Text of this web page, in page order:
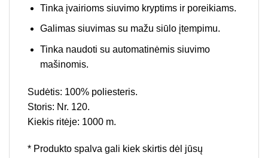
Tinka įvairioms siuvimo kryptims ir poreikiams.
Galimas siuvimas su mažu siūlo įtempimu.
Tinka naudoti su automatinėmis siuvimo
mašinomis.
Sudėtis: 100% poliesteris.
Storis: Nr. 120.
Kiekis ritėje: 1000 m.
* Produkto spalva gali kiek skirtis dėl jūsų